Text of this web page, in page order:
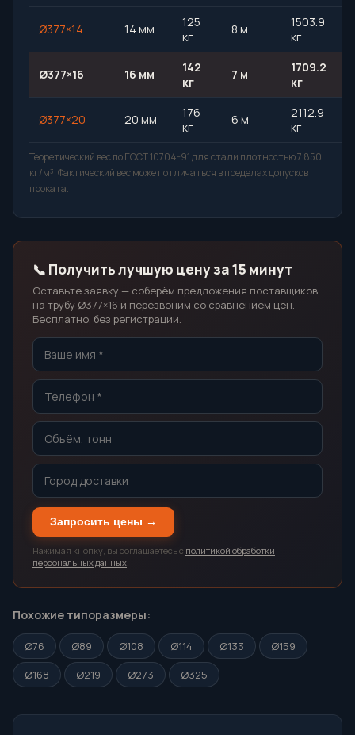
Ø377×14 14 мм
125
кг
8 м
1503.9
кг
Ø377×16 16 мм
142
кг
7 м
1709.2
кг
Ø377×20 20 мм
176
кг
6 м
2112.9
кг
Теоретический вес по ГОСТ 10704-91 для стали плотностью 7 850
кг/м³. Фактический вес может отличаться в пределах допусков
проката.
📞 Получить лучшую цену за 15 минут
Оставьте заявку — соберём предложения поставщиков
на трубу Ø377×16 и перезвоним со сравнением цен.
Бесплатно, без регистрации.
Запросить цены →
Нажимая кнопку, вы соглашаетесь с политикой обработки
персональных данных.
Похожие типоразмеры:
Ø76 Ø89 Ø108 Ø114 Ø133
Ø159
Ø168
Ø219 Ø273 Ø325